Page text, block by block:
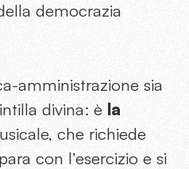
democrazia
amministrazione sia
divina: è la
che richiede
con l’esercizio e si